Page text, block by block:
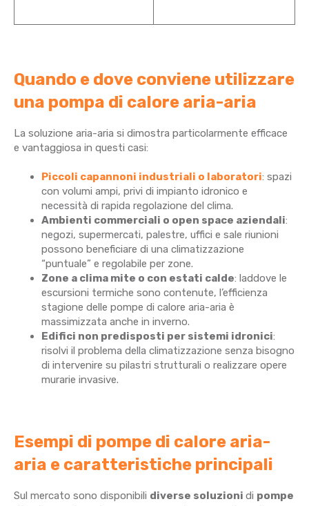
Quando e dove conviene utilizzare
una pompa di calore aria-aria
La soluzione aria-aria si dimostra particolarmente efficace
e vantaggiosa in questi casi:
Piccoli capannoni industriali o laboratori: spazi
con volumi ampi, privi di impianto idronico e
necessità di rapida regolazione del clima.
Ambienti commerciali o open space aziendali:
negozi, supermercati, palestre, uffici e sale riunioni
possono beneficiare di una climatizzazione
“puntuale” e regolabile per zone.
Zone a clima mite o con estati calde: laddove le
escursioni termiche sono contenute, l’efficienza
stagione delle pompe di calore aria-aria è
massimizzata anche in inverno.
Edifici non predisposti per sistemi idronici:
risolvi il problema della climatizzazione senza bisogno
di intervenire su pilastri strutturali o realizzare opere
murarie invasive.
Esempi di pompe di calore aria-
aria e caratteristiche principali
Sul mercato sono disponibili diverse soluzioni di pompe